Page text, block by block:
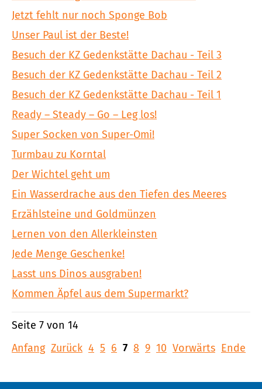
Jetzt fehlt nur noch Sponge Bob
Unser Paul ist der Beste!
Besuch der KZ Gedenkstätte Dachau - Teil 3
Besuch der KZ Gedenkstätte Dachau - Teil 2
Besuch der KZ Gedenkstätte Dachau - Teil 1
Ready – Steady – Go – Leg los!
Super Socken von Super-Omi!
Turmbau zu Korntal
Der Wichtel geht um
Ein Wasserdrache aus den Tiefen des Meeres
Erzählsteine und Goldmünzen
Lernen von den Allerkleinsten
Jede Menge Geschenke!
Lasst uns Dinos ausgraben!
Kommen Äpfel aus dem Supermarkt?
Seite 7 von 14
Anfang Zurück 4 5 6 7 8 9 10 Vorwärts Ende